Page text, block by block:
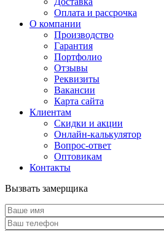
Оплата и рассрочка
О компании
Производство
Гарантия
Портфолио
Отзывы
Реквизиты
Вакансии
Карта сайта
Клиентам
Скидки и акции
Онлайн-калькулятор
Вопрос-ответ
Оптовикам
Контакты
Вызвать замерщика